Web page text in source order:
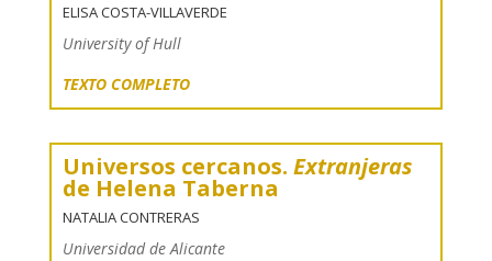
ELISA COSTA-VILLAVERDE
University of Hull
TEXTO COMPLETO
Universos cercanos. Extranjeras
de Helena Taberna
NATALIA CONTRERAS
Universidad de Alicante